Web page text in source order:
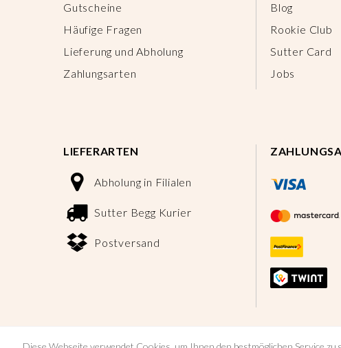
Gutscheine
Häufige Fragen
Lieferung und Abholung
Zahlungsarten
Blog
Rookie Club
Sutter Card
Jobs
LIEFERARTEN
Abholung in Filialen
Sutter Begg Kurier
Postversand